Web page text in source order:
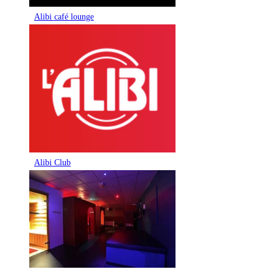
Alibi café lounge
Alibi Club